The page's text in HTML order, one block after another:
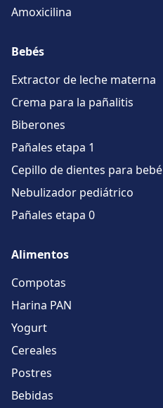
Amoxicilina
Bebés
Extractor de leche materna
Crema para la pañalitis
Biberones
Pañales etapa 1
Cepillo de dientes para bebé
Nebulizador pediátrico
Pañales etapa 0
Alimentos
Compotas
Harina PAN
Yogurt
Cereales
Postres
Bebidas